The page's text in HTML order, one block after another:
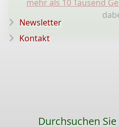
mehr als 10 Tausend
Newsletter
Kontakt
Durchsuchen